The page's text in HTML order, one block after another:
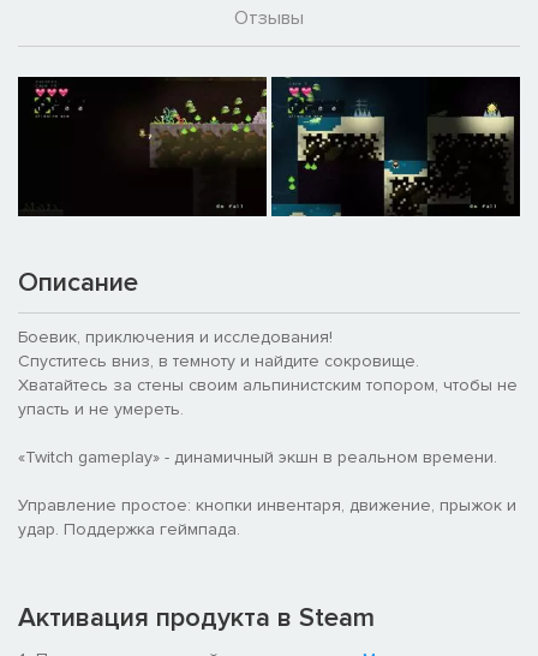
Отзывы
Описание
Боевик, приключения и исследования!
Спуститесь вниз, в темноту и найдите сокровище.
Хватайтесь за стены своим альпинистским топором, чтобы не
упасть и не умереть.
«Twitch gameplay» - динамичный экшн в реальном времени.
Управление простое: кнопки инвентаря, движение, прыжок и
удар. Поддержка геймпада.
Активация продукта в Steam